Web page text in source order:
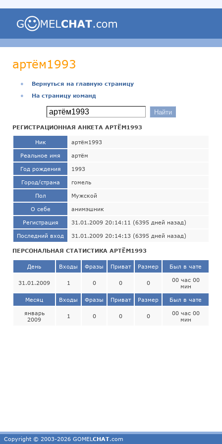
артём1993
●
Вернуться на главную страницу
●
На страницу команд
РЕГИСТРАЦИОННАЯ АНКЕТА АРТЁМ1993
Ник артём1993
Реальное имя артём
Год рождения 1993
Город/страна гомель
Пол Мужской
О себе анимэшник
Регистрация 31.01.2009 20:14:11 (6395 дней назад)
Последний вход 31.01.2009 20:14:13 (6395 дней назад)
ПЕРСОНАЛЬНАЯ СТАТИСТИКА АРТЁМ1993
День Входы Фразы Приват Размер Был в чате
31.01.2009 1 0 0 0
00 час 00
мин
Месяц Входы Фразы Приват Размер Был в чате
январь
2009
1 0 0 0
00 час 00
мин
Copyright © 2003-2026 GOMEL CHAT.com